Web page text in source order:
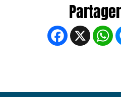
Facebook
X